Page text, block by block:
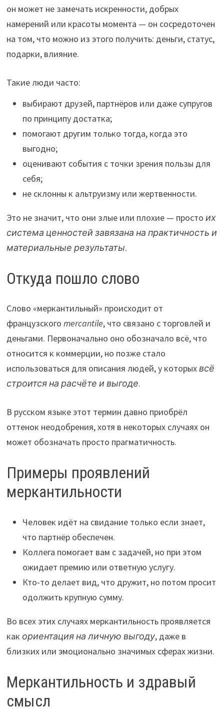
он может не замечать искренности, добрых
намерений или красоты момента — он сосредоточен
на том, что можно из этого получить: деньги, статус,
подарки, влияние.
Такие люди часто:
выбирают друзей, партнёров или даже супругов
по принципу достатка;
помогают другим только тогда, когда это
выгодно;
оценивают события с точки зрения пользы для
себя;
не склонны к альтруизму или жертвенности.
Это не значит, что они злые или плохие — просто их
система ценностей завязана на практичность и
материальные результаты.
Откуда пошло слово
Слово «меркантильный» происходит от
французского mercantile, что связано с торговлей и
деньгами. Первоначально оно обозначало всё, что
относится к коммерции, но позже стало
использоваться для описания людей, у которыхвсё
строится на расчёте и выгоде.
В русском языке этот термин давно приобрёл
оттенок неодобрения, хотя в некоторых случаях он
может обозначать просто прагматичность.
Примеры проявлений
меркантильности
Человек идёт на свидание только если знает,
что партнёр обеспечен.
Коллега помогает вам с задачей, но при этом
ожидает премию или ответную услугу.
Кто-то делает вид, что дружит, но потом просит
одолжить крупную сумму.
Во всех этих случаях меркантильность проявляется
как ориентация на личную выгоду, даже в
близких или эмоционально значимых сферах жизни.
Меркантильность и здравый
смысл